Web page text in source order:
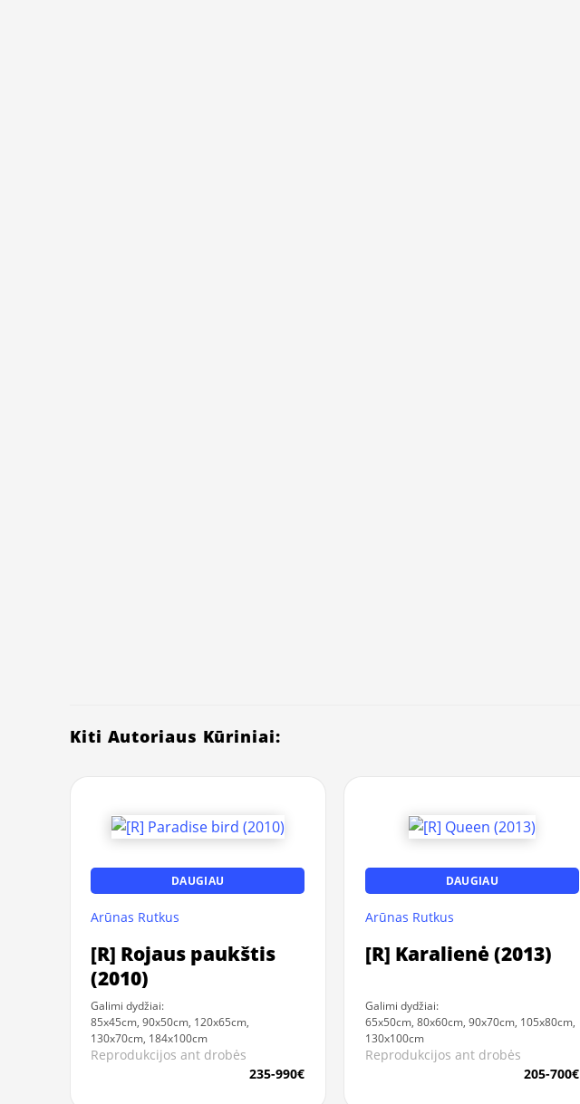
Kiti Autoriaus Kūriniai:
DAUGIAU
Arūnas Rutkus
[R] Rojaus paukštis
(2010)
Galimi dydžiai:
85x45cm, 90x50cm, 120x65cm,
130x70cm, 184x100cm
Reprodukcijos ant drobės
235-990€
DAUGIAU
Arūnas Rutkus
[R] Karalienė (2013)
Galimi dydžiai:
65x50cm, 80x60cm, 90x70cm, 105x80cm,
130x100cm
Reprodukcijos ant drobės
205-700€